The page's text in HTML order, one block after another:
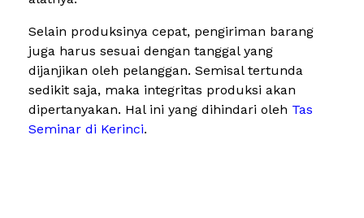
Selain produksinya cepat, pengiriman barang
juga harus sesuai dengan tanggal yang
dijanjikan oleh pelanggan. Semisal tertunda
sedikit saja, maka integritas produksi akan
dipertanyakan. Hal ini yang dihindari oleh Tas
Seminar di Kerinci.